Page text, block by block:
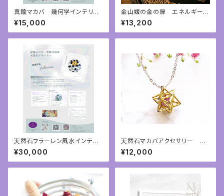
真鍮マカバ 幾何学インテリア
神聖幾何学
¥15,000
金山媛の金の扉 エネルギーア
チューンメント
¥13,200
天然石フラーレン風水インテリ
ア神聖幾何学
¥30,000
天然石マカバアクセサリー 神
聖幾何学アクセサリー
¥12,000